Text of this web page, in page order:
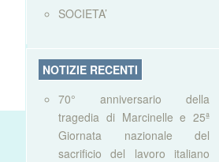
SOCIETA’
NOTIZIE RECENTI
70° anniversario della
tragedia di Marcinelle e 25ª
Giornata nazionale del
sacrificio del lavoro italiano